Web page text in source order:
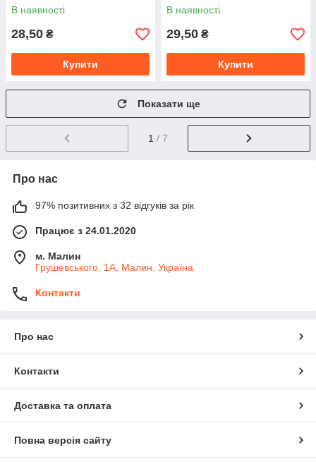
В наявності
28,50 ₴
Купити
В наявності
29,50 ₴
Купити
Показати ще
1 / 7
Про нас
97% позитивних з 32 відгуків за рік
Працює з 24.01.2020
м. Малин
Грушевського, 1А, Малин, Україна
Контакти
Про нас
Контакти
Доставка та оплата
Повна версія сайту